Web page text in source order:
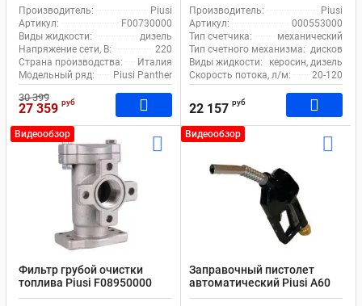
Производитель:
Piusi
Артикул:
F00730000
Виды жидкости:
дизель
Напряжение сети, В:
220
Страна производства:
Италия
Модельный ряд:
Piusi Panther
30 399
27 359 руб
Производитель:
Piusi
Артикул:
000553000
Тип счетчика:
механический
Тип счетного механизма: дисковой
Виды жидкости:
керосин, дизель
Скорость потока, л/м:
20-120
22 157 руб
Видеообзор
Фильтр грубой очистки
топлива Piusi F08950000
линейный 100 мкм
Видеообзор
Заправочный пистолет
автоматический Piusi А60
F00603060